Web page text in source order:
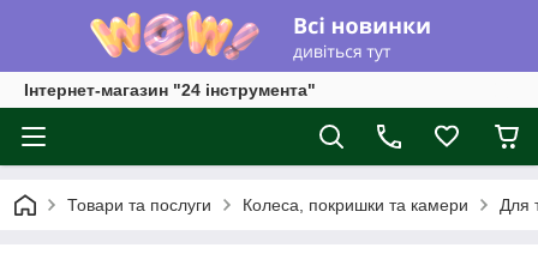
Інтернет-магазин "24 інструмента"
Товари та послуги Колеса, покришки та камери Для